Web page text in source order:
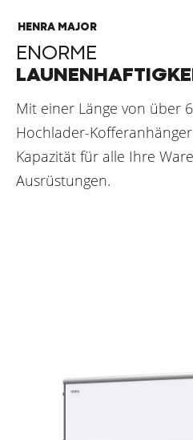
HENRA MAJOR
ENORME
Mit einer Länge von über
Hochlader-
Kapazität für alle Ihre
Ausrüstungen.